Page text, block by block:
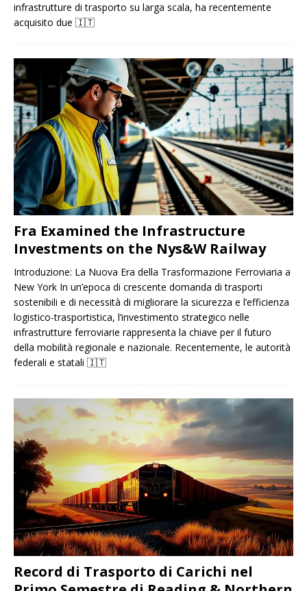
infrastrutture di trasporto su larga scala, ha recentemente
acquisito due 🇮🇹
Fra Examined the Infrastructure
Investments on the Nys&W Railway
Introduzione: La Nuova Era della Trasformazione Ferroviaria a
New York In un’epoca di crescente domanda di trasporti
sostenibili e di necessità di migliorare la sicurezza e l’efficienza
logistico-trasportistica, l’investimento strategico nelle
infrastrutture ferroviarie rappresenta la chiave per il futuro
della mobilità regionale e nazionale. Recentemente, le autorità
federali e statali 🇮🇹
Record di Trasporto di Carichi nel